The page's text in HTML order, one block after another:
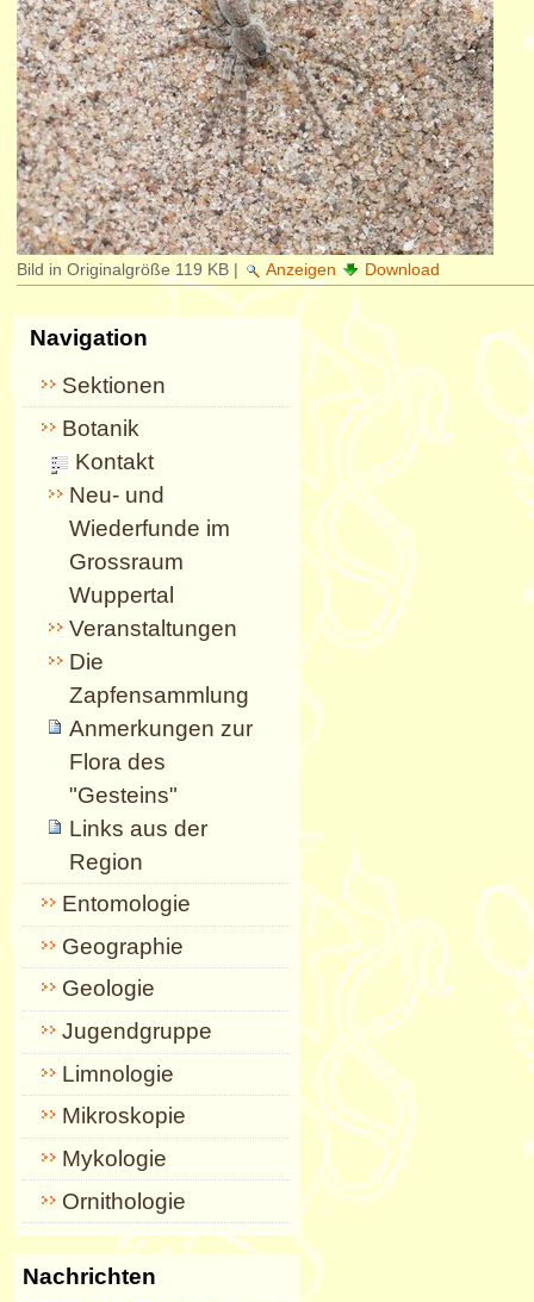
Bild in Originalgröße 119 KB | Anzeigen Download
Navigation
Sektionen
Botanik
Kontakt
Neu- und
Wiederfunde im
Grossraum
Wuppertal
Veranstaltungen
Die
Zapfensammlung
Anmerkungen zur
Flora des
"Gesteins"
Links aus der
Region
Entomologie
Geographie
Geologie
Jugendgruppe
Limnologie
Mikroskopie
Mykologie
Ornithologie
Nachrichten